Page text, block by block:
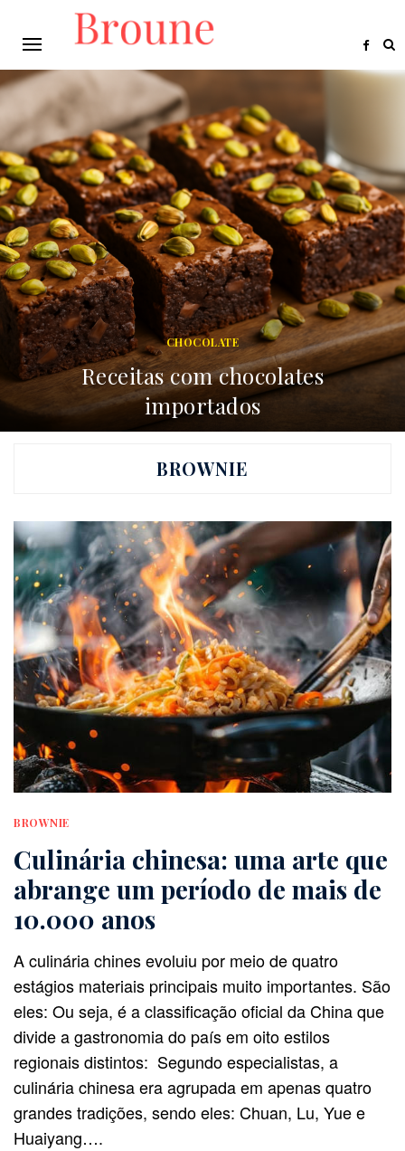
CHOCOLATE
Receitas com chocolates
importados
BROWNIE
BROWNIE
Culinária chinesa: uma arte que
abrange um período de mais de
10.000 anos
A culinária chines evoluiu por meio de quatro
estágios materiais principais muito importantes. São
eles: Ou seja, é a classificação oficial da China que
divide a gastronomia do país em oito estilos
regionais distintos: Segundo especialistas, a
culinária chinesa era agrupada em apenas quatro
grandes tradições, sendo eles: Chuan, Lu, Yue e
Huaiyang….